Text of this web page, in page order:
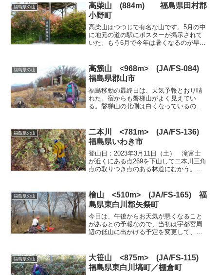
福島県の山 高柴山 (884m)
福島県田村郡
小野町
高柴山はつつじで有名な山です。5月の中
に地元の道の駅にポスターが掲示されて
いた。もう6月で今年は暑くなるのが早か
はポピュラーな浮金コースで往復するこ
とにした。浮金コース...
福島県の山
高籏山 <968m> (JA/FS-084)
福島県郡山市
福島移動の最終日は、天気予報とおり晴
れた。宿からも磐梯山がよく見えてい
る。磐梯山の北側は白くなっているの
め簡単な山に登ることにした。当初は、
帰り道の磐越自動車道付近の...
福島県の山
二本川 <781m> (JA/FS-136)
福島県いわき市
登山日：2023年3月11日（土） 滝富士
が近くにある点269を下山して二本川三角
点の取りつき点のある林道にむかう。い
め」の案内板があった。さらに進むとこ
の先15km...
福島県の山
檜山 <510m> (JA/FS-165) 福
島県東白川郡矢祭町
今日は、午後からお天気が悪くなること
があるとの予報なので、当初は宇都宮周
辺の低山に出かける予定を変更して、福
とにした。袋田の滝周辺までは来たこと
があるが、先の矢祭町は初...
福島県の山
大笹山 <875m> (JA/FS-115)
福島県東白川塙町／棚倉町